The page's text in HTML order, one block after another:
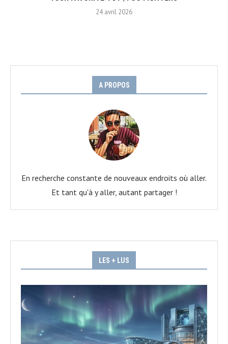
24 avril 2026
A PROPOS
En recherche constante de nouveaux endroits où aller.
Et tant qu'à y aller, autant partager !
LES + LUS